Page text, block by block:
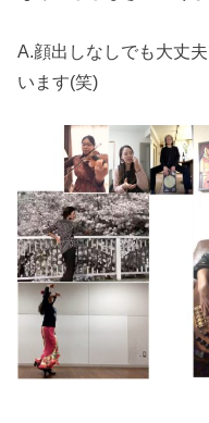
A.顔出しなしでも大丈
います(笑)